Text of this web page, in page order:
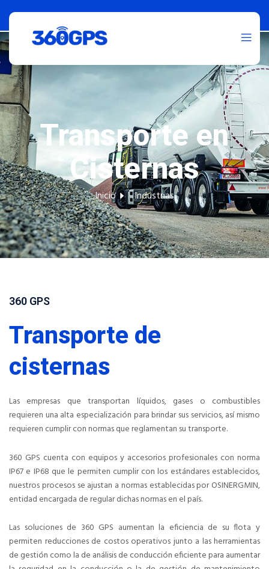
Transporte en
Cisternas
Inicio Industrias
360 GPS
Transporte de
cisternas
Las empresas que transportan líquidos, gases o combustibles
requieren una alta especialización para brindar sus servicios, así mismo
requieren cumplir con normas que reglamentan su transporte.
360 GPS cuenta con equipos y accesorios profesionales con norma
IP67 e IP68 que le permiten cumplir con los estándares establecidos,
nuestros procesos se ajustan a normas establecidas por OSINERGMIN,
entidad encargada de regular dichas normas en el país.
Las soluciones de 360 GPS aumentan la eficiencia de su flota y
permiten reducciones de costos operativos junto a las herramientas
de gestión como la de análisis de conducción eficiente para aumentar